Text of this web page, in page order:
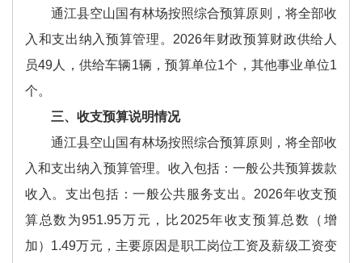
通江县空山国有林场按照综合预算原则，将全部收
入和支出纳入预算管理。2026年财政预算财政供给人
员49人，供给车辆1辆，预算单位1个，其他事业单位1
个。
三、收支预算说明情况
通江县空山国有林场按照综合预算原则，将全部收
入和支出纳入预算管理。收入包括：一般公共预算拨款
收入。支出包括：一般公共服务支出。2026年收支预
算总数为951.95万元，比2025年收支预算总数（增
加）1.49万元，主要原因是职工岗位工资及薪级工资变